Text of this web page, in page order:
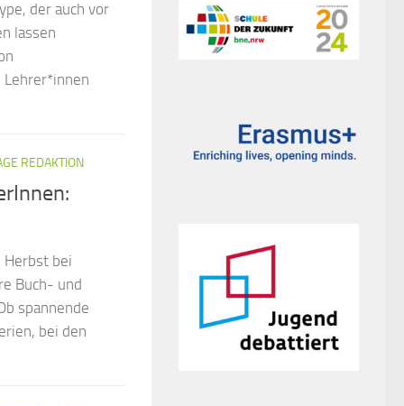
der auch vor
lassen
Lehrer*innen
REDAKTION
Herbst bei
Buch- und
spannende
bei den